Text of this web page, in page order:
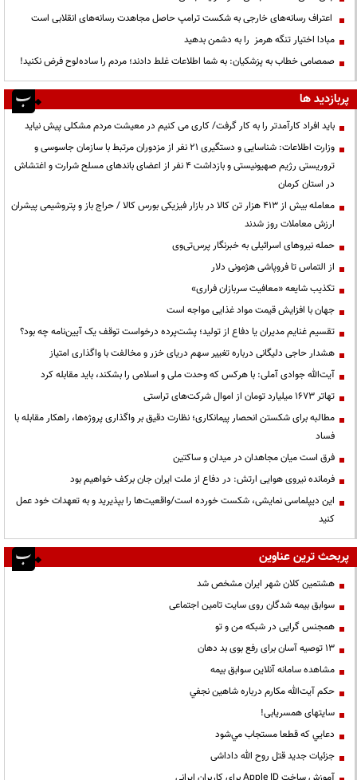
اعتراف رسانه‌های خارجی به شکست ترامپ حاصل مجاهدت رسانه‌های انقلابی است
مبادا اختیار تنگه هرمز را به دشمن بدهید
صمصامی خطاب به پزشکیان: به شما اطلاعات غلط دادند؛ مردم را ساده‌لوح فرض نکنید!
پربازدید ها
باید افراد کارآمدتر را به کار گرفت/ کاری می کنیم در معیشت مردم مشکلی پیش نیاید
وزارت اطلاعات: شناسایی و دستگیری ۲۱ نفر از مزدوران مرتبط با سازمان جاسوسی و
تروریستی رژیم صهیونیستی و بازداشت ۴ نفر از اعضای باندهای مسلح شرارت و اغتشاش
در استان کرمان
معامله بیش از ۴۱۳ هزار تن کالا در بازار فیزیکی بورس کالا / حراج باز و پتروشیمی پیشران
ارزش معاملات روز شدند
حمله نیروهای اسرائیلی به خبرنگار پرس‌تی‌وی
از التماس تا فروپاشی هژمونی دلار
تکذیب شایعه «معافیت سربازان فراری»
جهان با افزایش قیمت مواد غذایی مواجه است
تقسیم غنایم مدیران یا دفاع از تولید؛ پشت‌پرده درخواست توقف یک آیین‌نامه چه بود؟
هشدار حاجی دلیگانی درباره تغییر سهم دریای خزر و مخالفت با واگذاری امتیاز
آیت‌الله جوادی آملی: با هرکس که وحدت ملی و اسلامی را بشکند، باید مقابله کرد
تهاتر ۱۶۷۳ میلیارد تومان از اموال شرکت‌های تراستی
مطالبه برای شکستن انحصار پیمانکاری؛ نظارت دقیق بر واگذاری پروژه‌ها، راهکار مقابله با
فساد
فرق است میان مجاهدان در میدان و ساکتین
فرمانده نیروی هوایی ارتش: در دفاع از ملت ایران جان برکف خواهیم بود
این دیپلماسی نمایشی، شکست خورده است/واقعیت‌ها را بپذیرید و به تعهدات خود عمل
کنید
پربحث ترین عناوین
هشتمین کلان شهر ایران مشخص شد
سوابق بیمه شدگان روی سایت تامین اجتماعی
همجنس گرایی در شبکه من و تو
13 توصیه آسان برای رفع بوی بد دهان
مشاهده سامانه آنلاين سوابق بیمه
حكم آيت‌الله مكارم درباره شاهين نجفي
سایتهای همسریابی!
دعايي كه قطعا مستجاب مي‌شود
جزئیات جدید قتل روح الله داداشی